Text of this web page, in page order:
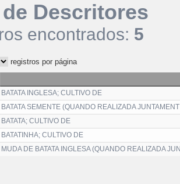
Descritores
encontrados: 5
registros por página
BATATA INGLESA; CULTIVO DE
BATATA SEMENTE (QUANDO REALIZADA
BATATA; CULTIVO DE
BATATINHA; CULTIVO DE
MUDA DE BATATA INGLESA (QUANDO REALIZADA